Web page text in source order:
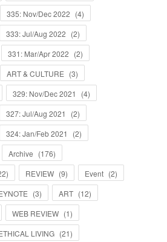
335: Nov/Dec 2022 (4)
333: Jul/Aug 2022 (2)
331: Mar/Apr 2022 (2)
ART & CULTURE (3)
329: Nov/Dec 2021 (4)
327: Jul/Aug 2021 (2)
324: Jan/Feb 2021 (2)
Archive (176)
) REVIEW (9) Event (2)
(3) ART (12)
WEB REVIEW (1)
LIVING (21)